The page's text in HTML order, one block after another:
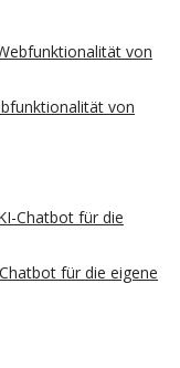
von
für die eigene